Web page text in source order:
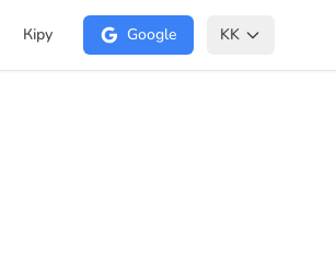
Кіру Google KK